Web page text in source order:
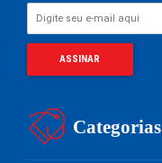
Categorias